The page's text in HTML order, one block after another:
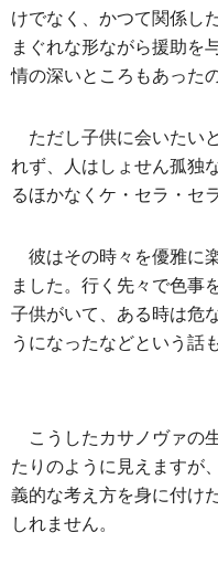
けでなく、かつて関係し
まぐれな形ながら援助を
情の深いところもあった
ただし子供に会いたい
れず、人はしょせん孤独
るほかなくケ・セラ・セ
彼はその時々を優雅に
ました。行く先々で色事
子供がいて、ある時は危
うになったなどという話
こうしたカサノヴァの
たりのように見えますが
義的な考え方を身に付け
しれません。